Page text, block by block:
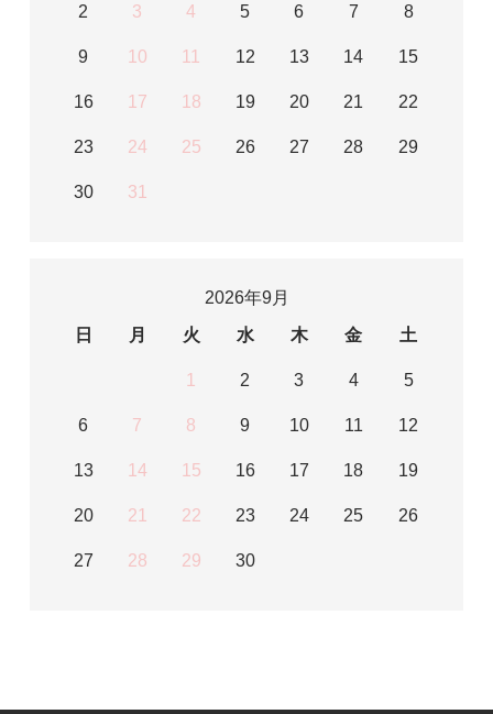
2 3 4 5 6 7 8
9 10 11 12 13 14 15
16 17 18 19 20 21 22
23 24 25 26 27 28 29
30 31
2026年9月
日
月 火 水 木 金 土
1 2 3 4 5
6 7 8 9 10 11 12
13 14 15 16 17 18 19
20 21 22 23 24 25 26
27 28 29 30